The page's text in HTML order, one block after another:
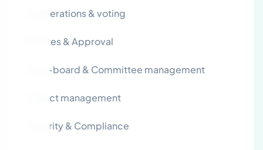
Deliberations & voting
Minutes & Approval
Multi-board & Committee management
Project management
Security & Compliance